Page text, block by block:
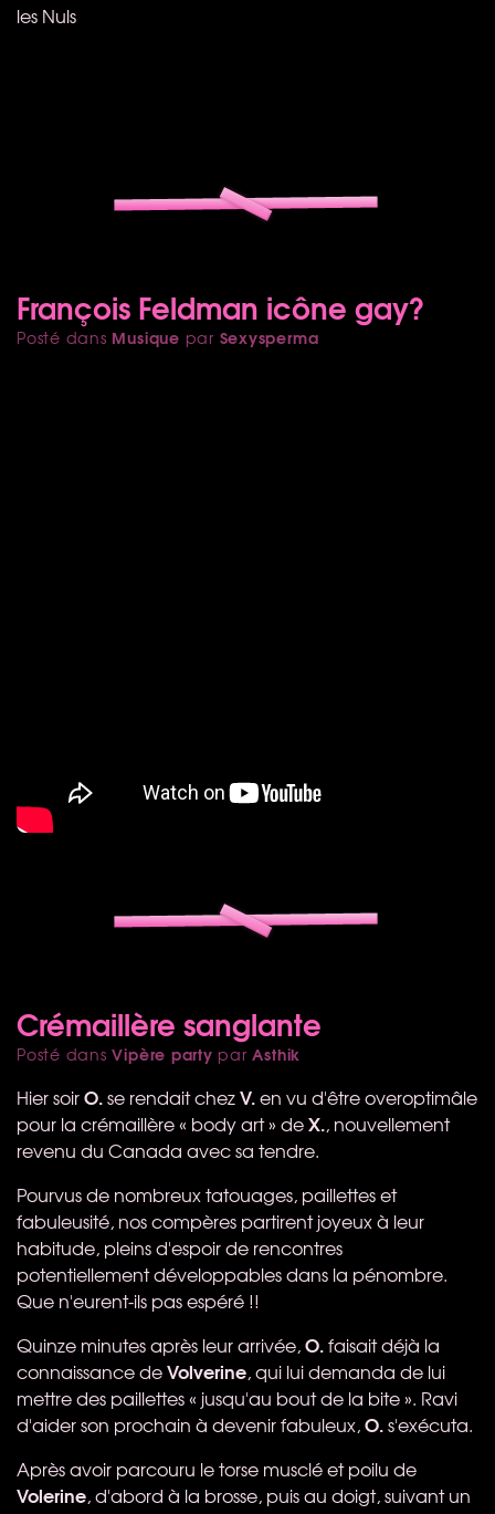
les Nuls
François Feldman icône gay?
Posté dans Musique par Sexysperma
Crémaillère sanglante
Posté dansVipère party parAsthik
Hier soirO.se rendait chezV.en vu d'être overoptimâle
pour la crémaillère « body art » deX., nouvellement
revenu du Canada avec sa tendre.
Pourvus de nombreux tatouages, paillettes et
fabuleusité, nos compères partirent joyeux à leur
habitude, pleins d'espoir de rencontres
potentiellement développables dans la pénombre.
Que n'eurent-ils pas espéré !!
Quinze minutes après leur arrivée,O.faisait déjà la
connaissance deVolverine, qui lui demanda de lui
mettre des paillettes « jusqu'au bout de la bite ». Ravi
d'aider son prochain à devenir fabuleux,O.s'exécuta.
Après avoir parcouru le torse musclé et poilu de
Volerine, d'abord à la brosse, puis au doigt, suivant un